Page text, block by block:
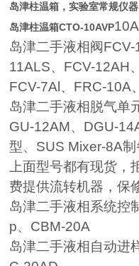
岛津柱温箱，实验室常规仪器
岛津柱温箱CTO-10AVP
岛津二手液相阀FCV-
11ALS、 FCV-12AH、
FCV-7Al 、 FRC-10A、
岛津二手液相脱气单
GU-12AM、 DGU-
型、 SUS Mixer-8A制
上面型号都有现货
费提供流转机器，保
岛津二手液相系统控
p、CBM-20A
岛津二手液相自动进